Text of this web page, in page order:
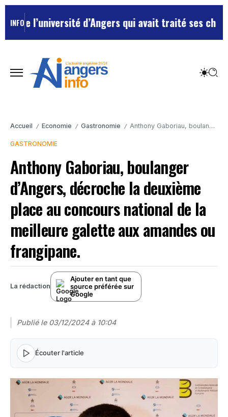
INFO d’Angers qui avait traité ses chefs de
Accueil / Economie / Gastronomie / Anthony Gaboriau, boulanger d’Angers, décroche la deuxième place au concours national de la meilleure galette aux amandes ou frangipane.
GASTRONOMIE
Anthony Gaboriau, boulanger
d’Angers, décroche la deuxième
place au concours national de la
meilleure galette aux amandes ou
frangipane.
La rédaction
Ajouter en tant que
source préférée sur
Google
Publié le 03/12/2024 à 10:04
Écouter l'article